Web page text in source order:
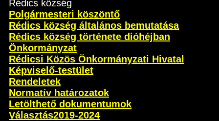
Rédics község
Polgármesteri köszöntő
Rédics község általános bemutatása
Rédics község története dióhéjban
Önkormányzat
Rédicsi Közös Önkormányzati Hivatal
Képviselő-testület
Rendeletek
Normatív határozatok
Letölthető dokumentumok
Választás2019-2024